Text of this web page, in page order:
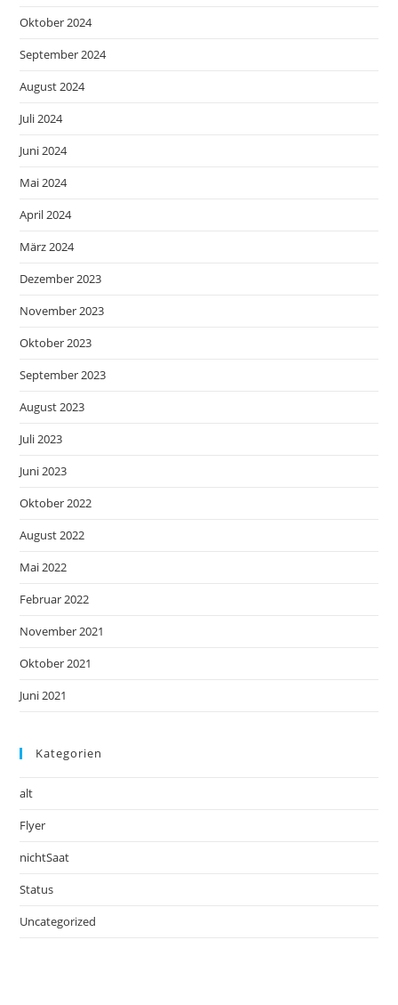
Oktober 2024
September 2024
August 2024
Juli 2024
Juni 2024
Mai 2024
April 2024
März 2024
Dezember 2023
November 2023
Oktober 2023
September 2023
August 2023
Juli 2023
Juni 2023
Oktober 2022
August 2022
Mai 2022
Februar 2022
November 2021
Oktober 2021
Juni 2021
Kategorien
alt
Flyer
nichtSaat
Status
Uncategorized